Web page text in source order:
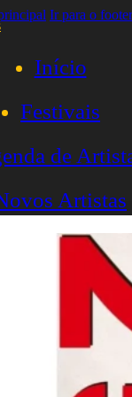
Ir para o footer
Início
Festivais
de
Artistas
Biografias